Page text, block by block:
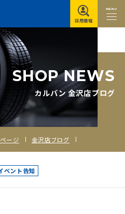
MENU
採用情報
SHOP NEWS
カルバン 金沢店ブログ
ージ 金沢店ブログ
ベント告知